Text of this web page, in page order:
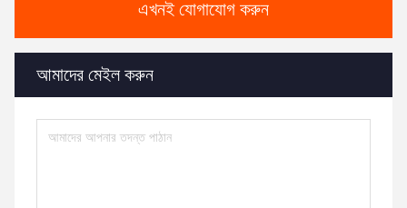
এখনই যোগাযোগ করুন
আমাদের মেইল ​​করুন